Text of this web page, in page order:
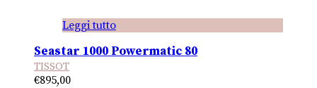
Leggi tutto
Seastar 1000 Powermatic 80
TISSOT
€895,00